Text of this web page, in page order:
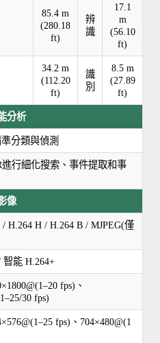
85.4 m
(280.18
ft)
辨
識
17.1
m
(56.10
ft)
34.2 m
(112.20
ft)
識
別
8.5 m
(27.89
ft)
分析
分類與偵測
行細化搜索、事件提取和事
像
/ H.264 H / H.264 B / MJPEG(僅
智能 H.264+
fps)、
30 fps)
fps)、704×480@(1